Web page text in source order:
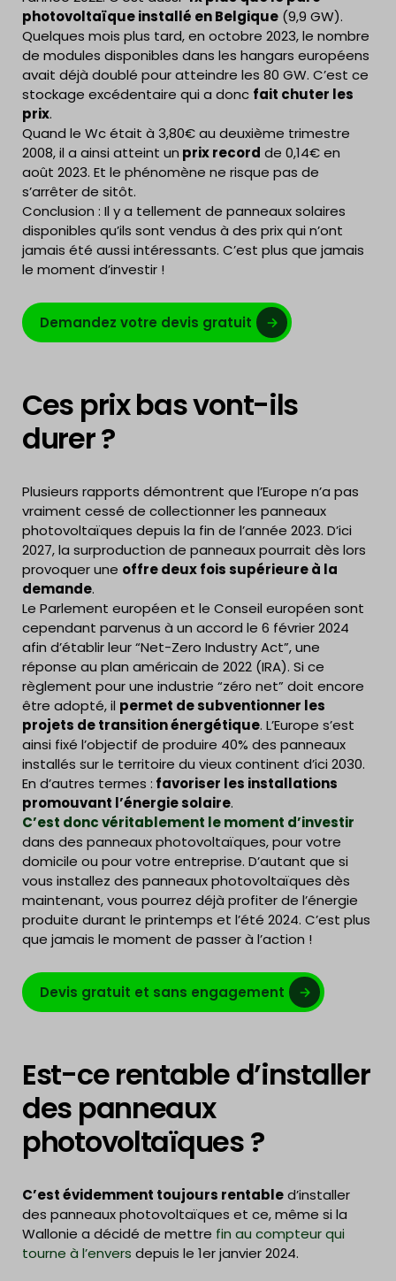
photovoltaïque installé en Belgique (9,9 GW).
Quelques mois plus tard, en octobre 2023, le nombre
de modules disponibles dans les hangars européens
avait déjà doublé pour atteindre les 80 GW. C’est ce
stockage excédentaire qui a donc fait chuter les
prix.
Quand le Wc était à 3,80€ au deuxième trimestre
2008, il a ainsi atteint un prix record de 0,14€ en
août 2023. Et le phénomène ne risque pas de
s’arrêter de sitôt.
Conclusion : Il y a tellement de panneaux solaires
disponibles qu’ils sont vendus à des prix qui n’ont
jamais été aussi intéressants. C’est plus que jamais
le moment d’investir !
Demandez votre devis gratuit
Ces prix bas vont-ils
durer ?
Plusieurs rapports démontrent que l’Europe n’a pas
vraiment cessé de collectionner les panneaux
photovoltaïques depuis la fin de l’année 2023. D’ici
2027, la surproduction de panneaux pourrait dès lors
provoquer une offre deux fois supérieure à la
demande.
Le Parlement européen et le Conseil européen sont
cependant parvenus à un accord le 6 février 2024
afin d’établir leur “Net-Zero Industry Act”, une
réponse au plan américain de 2022 (IRA). Si ce
règlement pour une industrie “zéro net” doit encore
être adopté, il permet de subventionner les
projets de transition énergétique. L’Europe s’est
ainsi fixé l’objectif de produire 40% des panneaux
installés sur le territoire du vieux continent d’ici 2030.
En d’autres termes : favoriser les installations
promouvant l’énergie solaire.
C’est donc véritablement le moment d’investir
dans des panneaux photovoltaïques, pour votre
domicile ou pour votre entreprise. D’autant que si
vous installez des panneaux photovoltaïques dès
maintenant, vous pourrez déjà profiter de l’énergie
produite durant le printemps et l’été 2024. C’est plus
que jamais le moment de passer à l’action !
Devis gratuit et sans engagement
Est-ce rentable d’installer
des panneaux
photovoltaïques ?
C’est évidemment toujours rentabled’installer
des panneaux photovoltaïques et ce, même si la
Wallonie a décidé de mettre fin au compteur qui
tourne à l’envers depuis le 1er janvier 2024.